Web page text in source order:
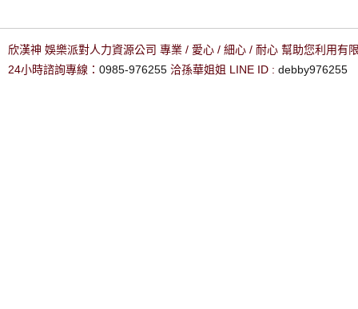
欣漢神 娛樂派對人力資源公司 專業 / 愛心 / 細心 / 耐心 幫助您利用有
24小時諮詢專線： 0985-976255 洽孫華姐姐 LINE ID : debby976255